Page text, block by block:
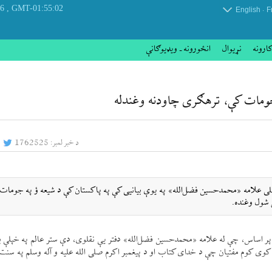
GMT-01:55:02
, Saturday 08 August 2026 .
English
نړيوال انځورونه ـ ویډیوګانې
كې، ترهګری چاودنه وغندله
د خبر لمبر: 1762525
علامه «محمدحسين فضل‌الله» په يوې بيانيی كې په پاكستان كې د شيعه ؤ په
شول وغنده.
اساس، چې له علامه «محمدحسين فضل‌الله» دفتر یې نقلوی، دې ستر عالم په خپلې
كوم مفتيان چې د خدای كتاب او د پيغمبر اكرم صلی الله عليه و آله وسلم په